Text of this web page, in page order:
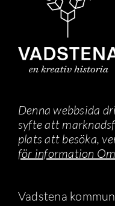
Denna webbsida
syfte att
plats att besöka,
för information
Vadstena